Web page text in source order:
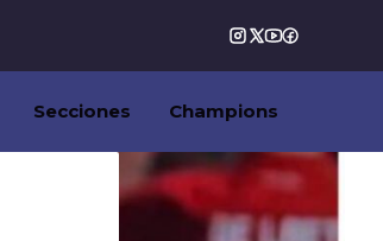
Secciones Champions